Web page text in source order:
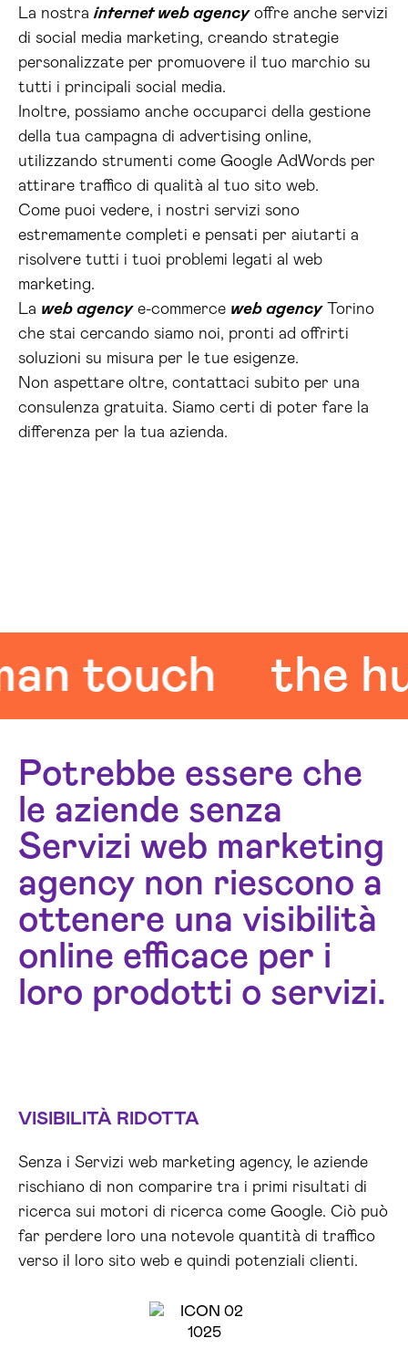
La nostrainternet web agencyoffre anche servizi
di social media marketing, creando strategie
personalizzate per promuovere il tuo marchio su
tutti i principali social media.
Inoltre, possiamo anche occuparci della gestione
della tua campagna di advertising online,
utilizzando strumenti come Google AdWords per
attirare traffico di qualità al tuo sito web.
Come puoi vedere, i nostri servizi sono
estremamente completi e pensati per aiutarti a
risolvere tutti i tuoi problemi legati al web
marketing.
La web agencye-commerce web agencyTorino
che stai cercando siamo noi, pronti ad offrirti
soluzioni su misura per le tue esigenze.
Non aspettare oltre, contattaci subito per una
consulenza gratuita. Siamo certi di poter fare la
differenza per la tua azienda.
the
Potrebbe essere che
le aziende senza
Servizi web marketing
agency non riescono a
ottenere una visibilità
online efficace per i
loro prodotti o servizi.
VISIBILITÀ RIDOTTA
Senza i Servizi web marketing agency, le aziende
rischiano di non comparire tra i primi risultati di
ricerca sui motori di ricerca come Google. Ciò può
far perdere loro una notevole quantità di traffico
verso il loro sito web e quindi potenziali clienti.